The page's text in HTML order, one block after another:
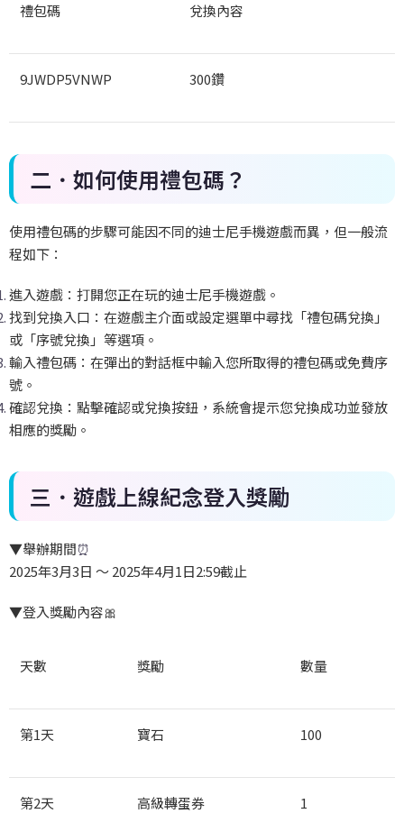
禮包碼 兌換內容
9JWDP5VNWP 300鑽
二．如何使用禮包碼？
使用禮包碼的步驟可能因不同的迪士尼手機遊戲而異，但一般流
程如下：
進入遊戲：打開您正在玩的迪士尼手機遊戲。
找到兌換入口：在遊戲主介面或設定選單中尋找「禮包碼兌換」
或「序號兌換」等選項。
輸入禮包碼：在彈出的對話框中輸入您所取得的禮包碼或免費序
號。
確認兌換：點擊確認或兌換按鈕，系統會提示您兌換成功並發放
相應的獎勵。
三．遊戲上線紀念登入獎勵
▼舉辦期間⏰
2025年3月3日 ～ 2025年4月1日2:59截止
▼登入獎勵內容🎀
天數 獎勵 數量
第1天 寶石 100
第2天 高級轉蛋券 1